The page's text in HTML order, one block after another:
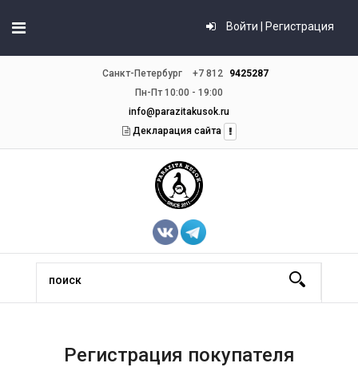
Войти | Регистрация
Санкт-Петербург +7 812
9425287
Пн-Пт 10:00 - 19:00
info@parazitakusok.ru
Декларация сайта
Регистрация покупателя